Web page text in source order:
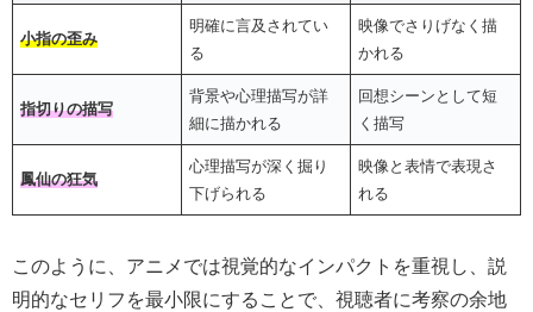
小指の歪み
明確に言及されてい
る
映像でさりげなく描
かれる
指切りの描写
背景や心理描写が詳
細に描かれる
回想シーンとして短
く描写
鳳仙の狂気
心理描写が深く掘り
下げられる
映像と表情で表現さ
れる
このように、アニメでは視覚的なインパクトを重視し、説
明的なセリフを最小限にすることで、視聴者に考察の余地